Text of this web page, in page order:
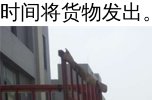
时间将货物发出。